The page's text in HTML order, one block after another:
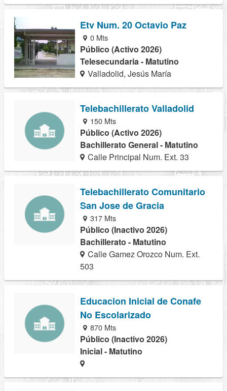
Etv Num. 20 Octavio Paz
0 Mts
Público (Activo 2026)
Telesecundaria - Matutino
Valladolid, Jesús María
Telebachillerato Valladolid
150 Mts
Público (Activo 2026)
Bachillerato General - Matutino
Calle Principal Num. Ext. 33
Telebachillerato Comunitario
San Jose de Gracia
317 Mts
Público (Inactivo 2026)
Bachillerato - Matutino
Calle Gamez Orozco Num. Ext.
503
Educacion Inicial de Conafe
No Escolarizado
870 Mts
Público (Inactivo 2026)
Inicial - Matutino